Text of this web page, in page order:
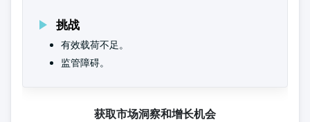
挑战
有效载荷不足。
监管障碍。
获取市场洞察和增长机会